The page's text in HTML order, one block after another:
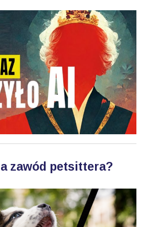
zawód petsittera?